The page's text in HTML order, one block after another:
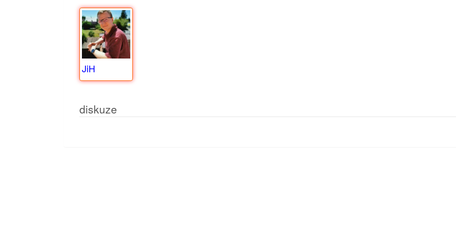
JiH
diskuze